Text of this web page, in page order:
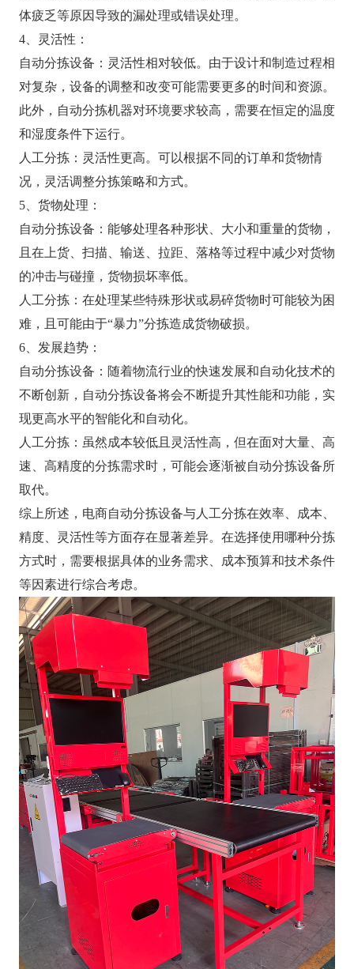
体疲乏等原因导致的漏处理或错误处理。
4、灵活性：
自动分拣设备：灵活性相对较低。由于设计和制造过程相
对复杂，设备的调整和改变可能需要更多的时间和资源。
此外，自动分拣机器对环境要求较高，需要在恒定的温度
和湿度条件下运行。
人工分拣：灵活性更高。可以根据不同的订单和货物情
况，灵活调整分拣策略和方式。
5、货物处理：
自动分拣设备：能够处理各种形状、大小和重量的货物，
且在上货、扫描、输送、拉距、落格等过程中减少对货物
的冲击与碰撞，货物损坏率低。
人工分拣：在处理某些特殊形状或易碎货物时可能较为困
难，且可能由于“暴力”分拣造成货物破损。
6、发展趋势：
自动分拣设备：随着物流行业的快速发展和自动化技术的
不断创新，自动分拣设备将会不断提升其性能和功能，实
现更高水平的智能化和自动化。
人工分拣：虽然成本较低且灵活性高，但在面对大量、高
速、高精度的分拣需求时，可能会逐渐被自动分拣设备所
取代。
综上所述，电商自动分拣设备与人工分拣在效率、成本、
精度、灵活性等方面存在显著差异。在选择使用哪种分拣
方式时，需要根据具体的业务需求、成本预算和技术条件
等因素进行综合考虑。